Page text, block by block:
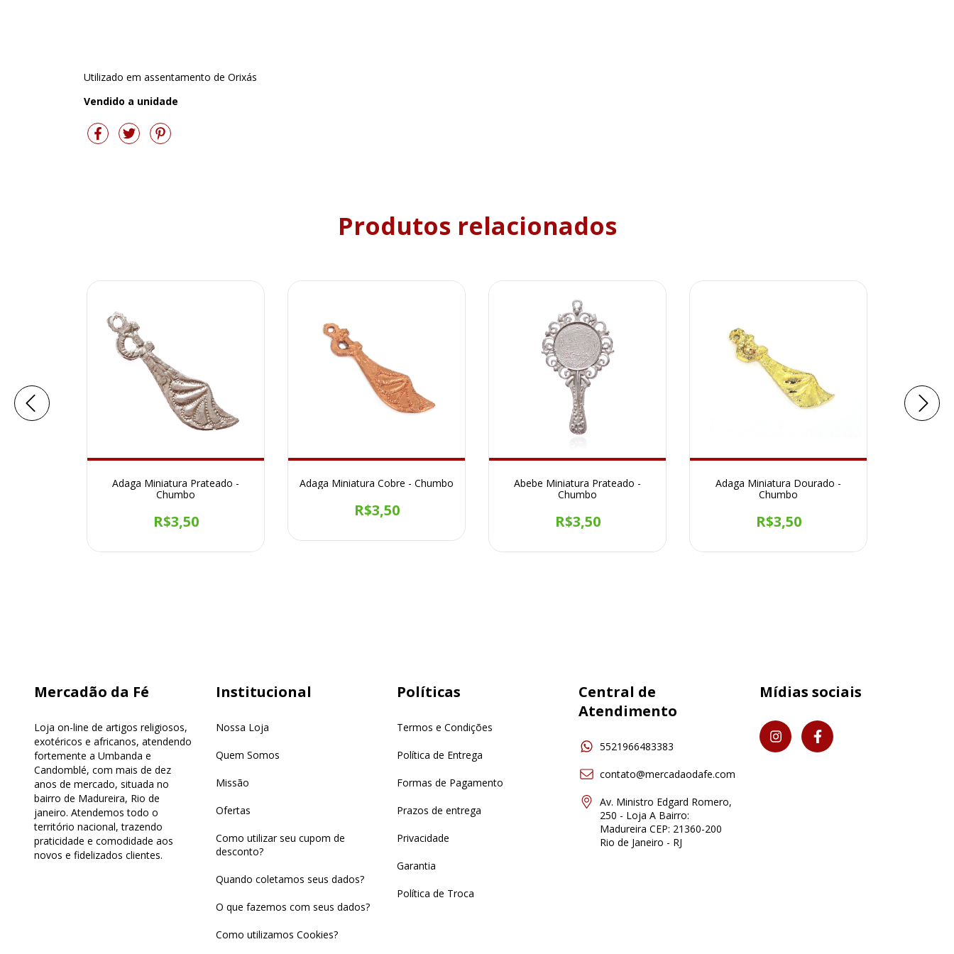
Utilizado em assentamento de Orixás
Vendido a unidade
Produtos relacionados
Adaga Miniatura Prateado -
Chumbo
R$3,50
Adaga Miniatura Cobre - Chumbo
R$3,50
Abebe Miniatura Prateado -
Chumbo
R$3,50
Adaga Miniatura Dourado -
Chumbo
R$3,50
Mercadão da Fé
Loja on-line de artigos religiosos,
exotéricos e africanos, atendendo
fortemente a Umbanda e
Candomblé, com mais de dez
anos de mercado, situada no
bairro de Madureira, Rio de
janeiro. Atendemos todo o
território nacional, trazendo
praticidade e comodidade aos
novos e fidelizados clientes.
Institucional
Nossa Loja
Quem Somos
Missão
Ofertas
Como utilizar seu cupom de
desconto?
Quando coletamos seus dados?
O que fazemos com seus dados?
Como utilizamos Cookies?
Políticas
Termos e Condições
Política de Entrega
Formas de Pagamento
Prazos de entrega
Privacidade
Garantia
Política de Troca
Central de
Atendimento
5521966483383
contato@mercadaodafe.com
Av. Ministro Edgard Romero,
250 - Loja A Bairro:
Madureira CEP: 21360-200
Rio de Janeiro - RJ
Mídias sociais